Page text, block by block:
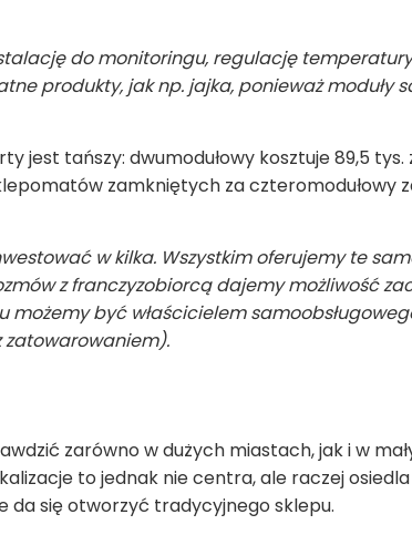
do monitoringu, regulację
produkty, jak np. jajka, ponieważ moduły
jest tańszy: dwumodułowy kosztuje 89,5 tys.
zamkniętych za czteromodułowy
w kilka. Wszystkim oferujemy te
z franczyzobiorcą dajemy możliwość
możemy być właścicielem
zatowarowaniem).
zarówno w dużych miastach, jak i w
to jednak nie centra, ale raczej
da się otworzyć tradycyjnego sklepu.